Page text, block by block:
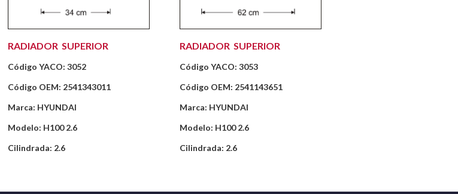
RADIADOR SUPERIOR
Código YACO: 3052
Código OEM: 2541343011
Marca: HYUNDAI
Modelo: H100 2.6
Cilindrada: 2.6
RADIADOR SUPERIOR
Código YACO: 3053
Código OEM: 2541143651
Marca: HYUNDAI
Modelo: H100 2.6
Cilindrada: 2.6